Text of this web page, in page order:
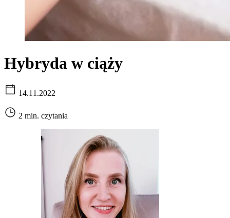
Hybryda w ciąży
14.11.2022
2 min. czytania